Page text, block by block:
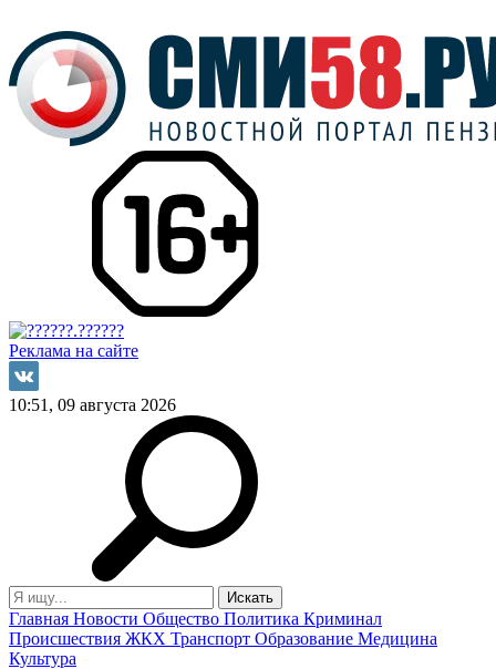
Реклама на сайте
10:51, 09 августа 2026
Главная Новости Общество Политика Криминал
Происшествия ЖКХ Транспорт Образование Медицина
Культура